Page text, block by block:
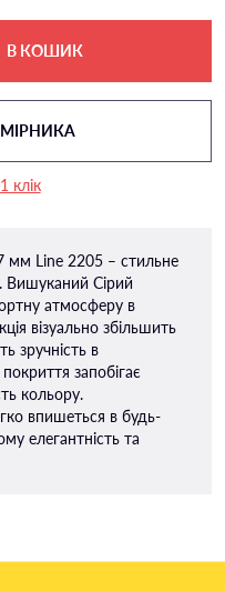
В КОШИК
клік
мм Line 2205 – стильне
Вишуканий Сірий
атмосферу в
візуально збільшить
зручність в
запобігає
кольору.
впишеться в будь-
елегантність та